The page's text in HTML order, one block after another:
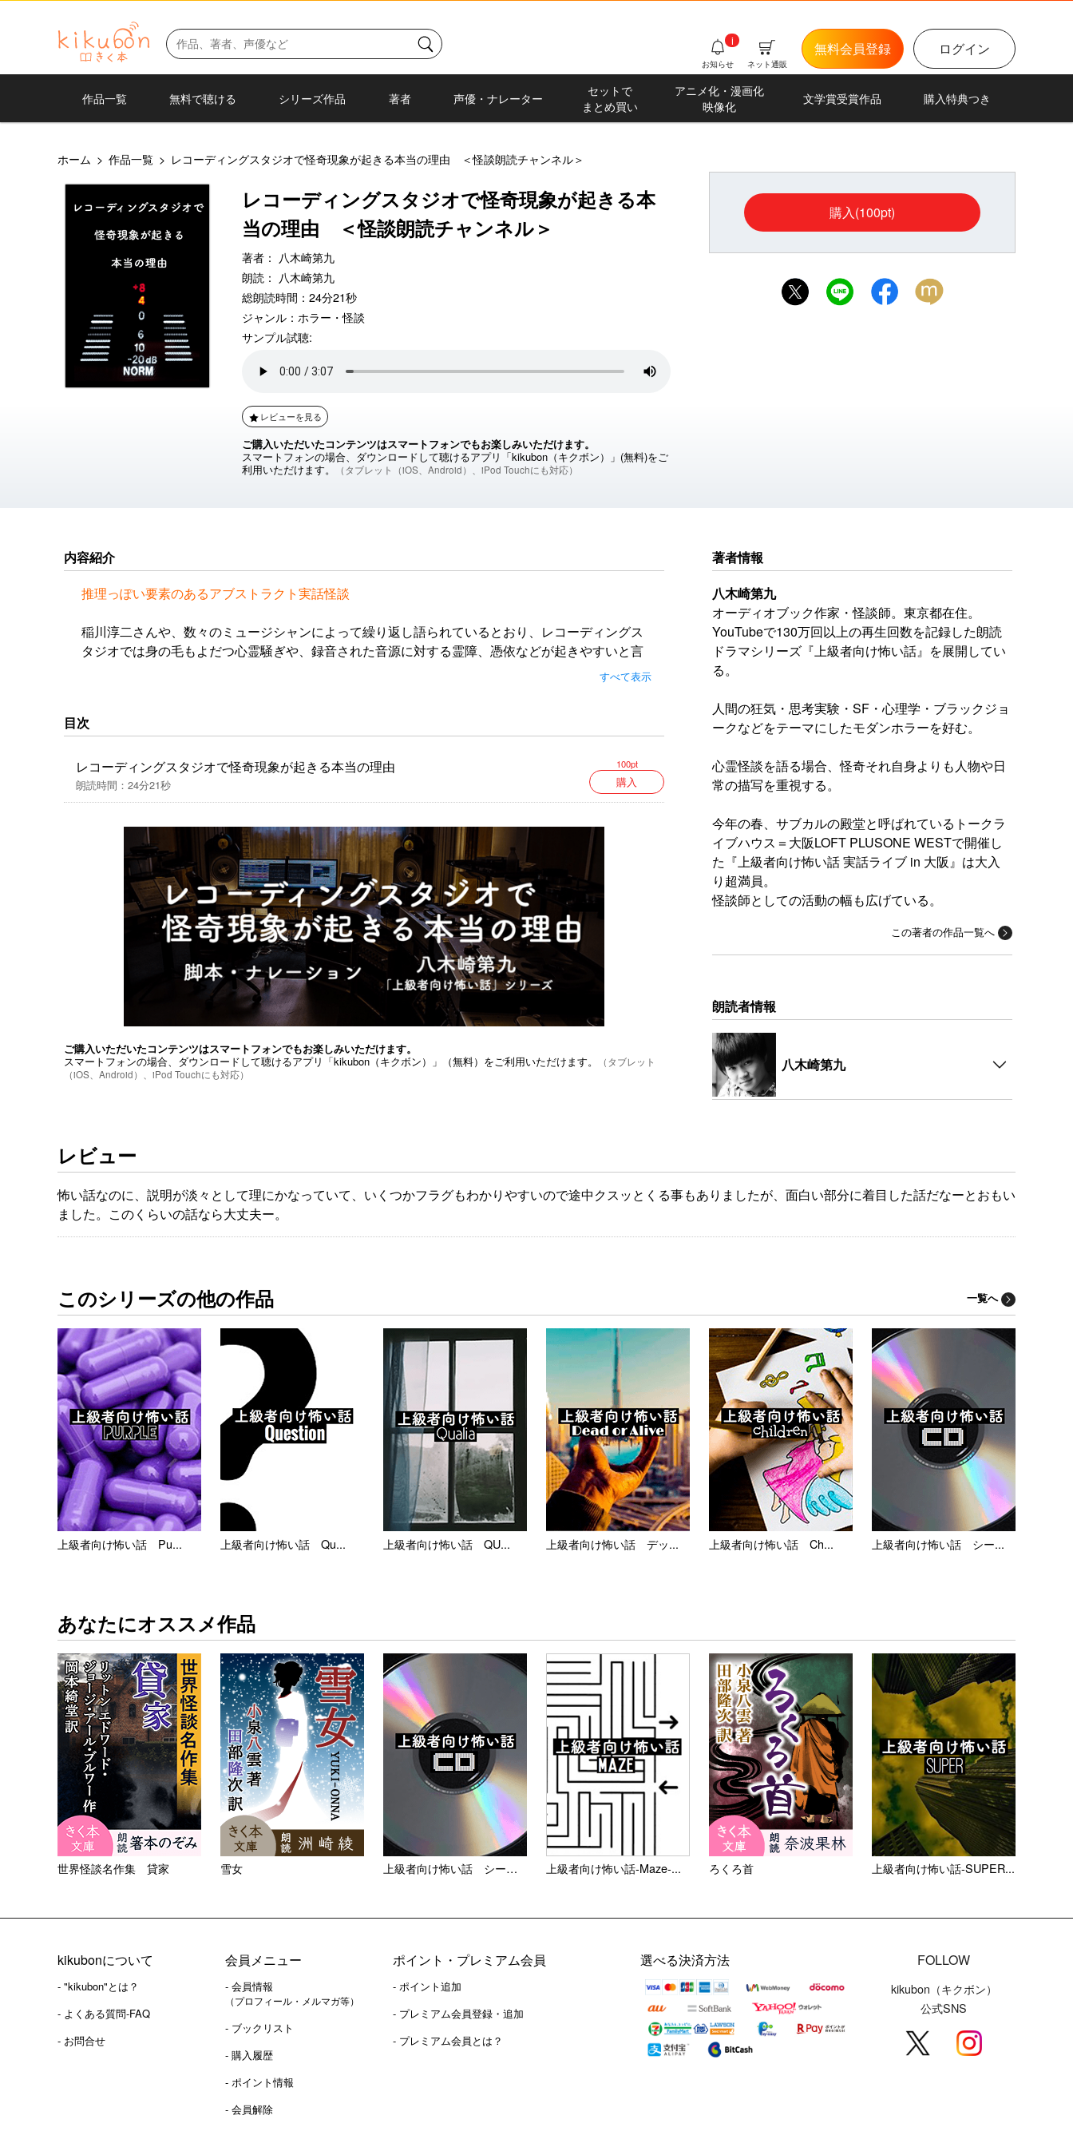
ログイン
無料会員登録
ネット通販
お知らせ
i
作品一覧 無料で聴ける シリーズ作品 著者 声優・ナレーター
セットで
まとめ買い
アニメ化・漫画化
映像化
文学賞受賞作品 購入特典つき
ホーム > 作品一覧 > レコーディングスタジオで怪奇現象が起きる本当の理由 ＜怪談朗読チャンネル＞
レコーディングスタジオで怪奇現象が起きる本
当の理由 ＜怪談朗読チャンネル＞
著者： 八木崎第九
朗読： 八木崎第九
総朗読時間：24分21秒
ジャンル： ホラー・怪談
サンプル試聴:
レビューを見る
ご購入いただいたコンテンツはスマートフォンでもお楽しみいただけます。
スマートフォンの場合、ダウンロードして聴けるアプリ「kikubon（キクボン）」(無料)をご
利用いただけます。
（タブレット（iOS、Android）、iPod Touchにも対応）
購入(100pt)
内容紹介
推理っぽい要素のあるアブストラクト実話怪談
稲川淳二さんや、数々のミュージシャンによって繰り返し語られているとおり、レコーディングス
タジオでは身の毛もよだつ心霊騒ぎや、録音された音源に対する霊障、憑依などが起きやすいと言
つかの怪異を目の当たりにしたが…実はほとんどの怪奇現象は、ある1つの原因によって引き起こ
ところがあの日に起きたことだけは、どうにもワケが分からない…
なぜあの時、謎を謎のまま放置してしまったのか…
非常に悔やまれる。
どうか、このワケの分からない話をあなたに聞いて欲しい。
そして願わくば解き明かして欲しい。。
私なりに色々と推理した痕跡をこのオーディオブックに閉じ込めて、今はただ祈るのみである。
※ついでに本オーディオブックは、劇中に出てくるピー音(自主規制音)の部分に入る「人の名前」を
推理するクイズ怪談でもある。(アニオタな方には答えが簡単に分かってしまうかもしれない)
すべて表示
目次
レコーディングスタジオで怪奇現象が起きる本当の理由
朗読時間：24分21秒
100pt
購入
ご購入いただいたコンテンツはスマートフォンでもお楽しみいただけます。
スマートフォンの場合、ダウンロードして聴けるアプリ「kikubon（キクボン）」（無料）をご利用いただけます。
（タブレット
（iOS、Android）、iPod Touchにも対応）
著者情報
八木崎第九
オーディオブック作家・怪談師。東京都在住。
YouTubeで130万回以上の再生回数を記録した朗読
ドラマシリーズ『上級者向け怖い話』を展開してい
る。
人間の狂気・思考実験・SF・心理学・ブラックジョ
ークなどをテーマにしたモダンホラーを好む。
心霊怪談を語る場合、怪奇それ自身よりも人物や日
常の描写を重視する。
今年の春、サブカルの殿堂と呼ばれているトークラ
イブハウス＝大阪LOFT PLUSONE WESTで開催し
た『上級者向け怖い話 実話ライブ in 大阪』は大入
り超満員。
怪談師としての活動の幅も広げている。
この著者の作品一覧へ
朗読者情報
八木崎第九
レビュー
怖い話なのに、説明が淡々として理にかなっていて、いくつかフラグもわかりやすいので途中クスッとくる事もありましたが、面白い部分に着目した話だなーとおもい
ました。このくらいの話なら大丈夫ー。
このシリーズの他の作品 一覧へ
上級者向け怖い話 Pu... 上級者向け怖い話 Qu... 上級者向け怖い話 QU... 上級者向け怖い話 デッ... 上級者向け怖い話 Ch... 上級者向け怖い話 シー...
あなたにオススメ作品
世界怪談名作集 貸家 雪女 上級者向け怖い話 シー・ディ... 上級者向け怖い話-Maze-... ろくろ首 上級者向け怖い話-SUPER...
kikubonについて
- "kikubon"とは？
- よくある質問-FAQ
- お問合せ
会員メニュー
- 会員情報
（プロフィール・メルマガ等）
- ブックリスト
- 購入履歴
- ポイント情報
- 会員解除
ポイント・プレミアム会員
- ポイント追加
- プレミアム会員登録・追加
- プレミアム会員とは？
FOLLOW
kikubon（キクボン）
公式SNS
選べる決済方法